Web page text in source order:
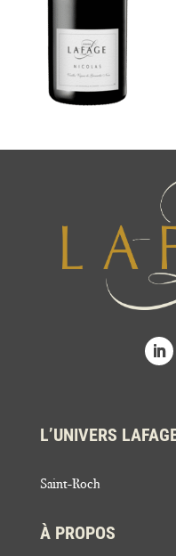
L’UNIVERS
Saint-Roch
À PROPOS